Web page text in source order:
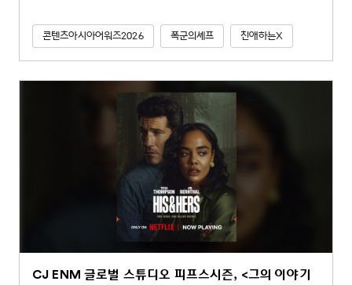
콘텐츠아시아어워즈2026 폭군의셰프 친애하는X
CJ ENM 글로벌 스튜디오 피프스시즌, <그의 이야기